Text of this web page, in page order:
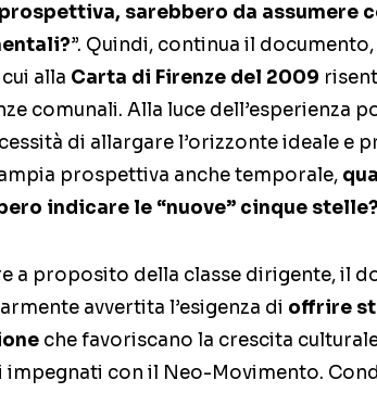
sarebbero da assumere
”. Quindi, continua il
alla Carta di Firenze del 2009
comunali. Alla luce dell’esperienza
di allargare l’orizzonte ideale e
prospettiva anche temporale,
indicare le “nuove” cinque stelle?
a proposito della classe dirigente, il
avvertita l’esigenza di offrire
che favoriscano la crescita
impegnati con il Neo-Movimento.